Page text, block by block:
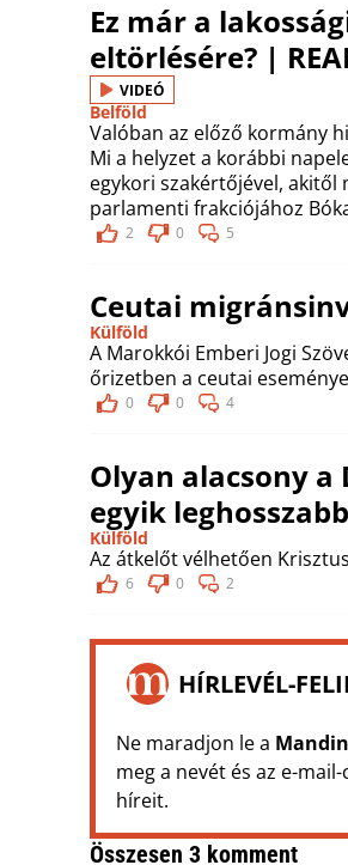
Ez már a
eltörlésére? |
VIDEÓ
Belföld
Valóban az előző kormány
Mi a helyzet a korábbi
egykori szakértőjével, akitől
parlamenti frakciójához
2 0 5
Ceutai
Külföld
A Marokkói Emberi Jogi
őrizetben a ceutai
0 0 4
Olyan alacsony
egyik
Külföld
Az átkelőt vélhetően
6 0 2
HÍRLEVÉL-
Ne maradjon le a
meg a nevét és az e-
híreit.
Összesen 3 komment